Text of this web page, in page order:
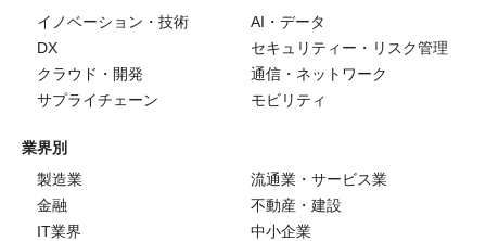
イノベーション・技術
AI・データ
DX
セキュリティー・リスク管理
クラウド・開発
通信・ネットワーク
サプライチェーン
モビリティ
業界別
製造業
流通業・サービス業
金融
不動産・建設
IT業界
中小企業